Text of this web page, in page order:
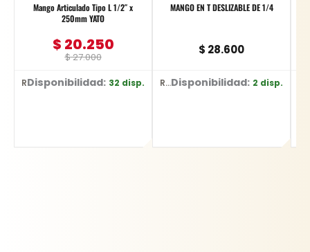
Mango Articulado Tipo L 1/2″ x
250mm YATO
$27.000
$ 20.250
Ref: YT-12438
Disponibilidad: 32 disp.
MANGO EN T DESLIZABLE DE 1/4
$ 28.600
Ref: 6954Disponibilidad: 2 disp.